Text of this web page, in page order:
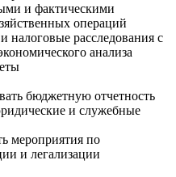
и фактическими
операций
налоговые расследования с
анализа
бюджетную отчетность
и служебные
мероприятия по
и легализации